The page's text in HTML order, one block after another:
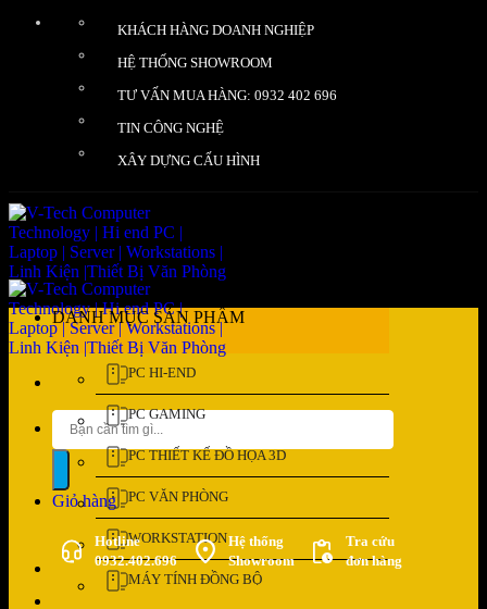
KHÁCH HÀNG DOANH NGHIỆP
HỆ THỐNG SHOWROOM
TƯ VẤN MUA HÀNG: 0932 402 696
TIN CÔNG NGHỆ
XÂY DỰNG CẤU HÌNH
Tìm
kiếm:
Giỏ hàng
Hotline
0932.402.696
Hệ thống
Showroom
Tra cứu
đơn hàng
DANH MỤC SẢN PHẨM
PC HI-END
PC GAMING
PC THIẾT KẾ ĐỒ HỌA 3D
PC VĂN PHÒNG
WORKSTATION
MÁY TÍNH ĐỒNG BỘ